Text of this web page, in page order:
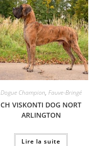
Dogue Champion, Fauve-Bringé
CH VISKONTI DOG NORT
ARLINGTON
Lire la suite